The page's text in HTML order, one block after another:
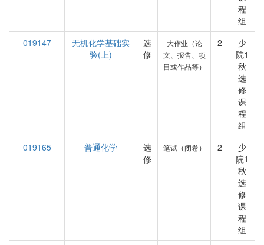
程
组
019147
无机化学基础实
验(上)
选
修
大作业（论
文、报告、项
目或作品等）
2
少
院1
秋
选
修
课
程
组
019165
普通化学
选
修
笔试（闭卷） 2
少
院1
秋
选
修
课
程
组